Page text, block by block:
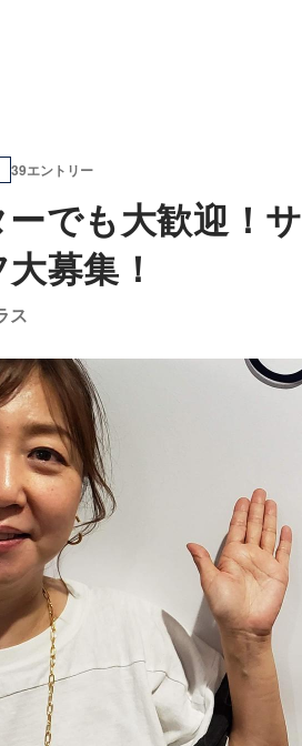
39エントリー
でも大歓迎！
募集！
ス